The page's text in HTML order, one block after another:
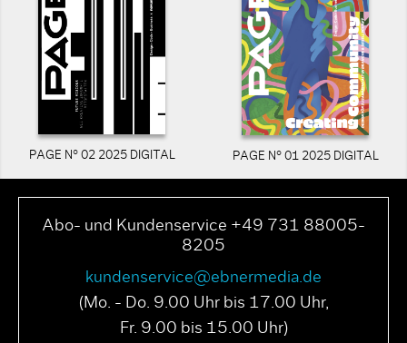
PAGE N° 02 2025 DIGITAL PAGE N° 01 2025 DIGITAL
Abo- und Kundenservice +49 731 88005-
8205
kundenservice@ebnermedia.de
(Mo. - Do. 9.00 Uhr bis 17.00 Uhr,
Fr. 9.00 bis 15.00 Uhr)